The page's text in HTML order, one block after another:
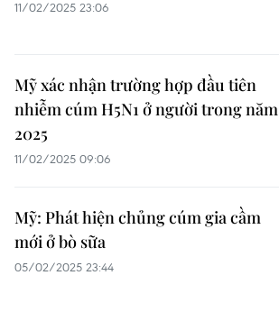
11/02/2025 23:06
Mỹ xác nhận trường hợp đầu tiên
nhiễm cúm H5N1 ở người trong năm
2025
11/02/2025 09:06
Mỹ: Phát hiện chủng cúm gia cầm
mới ở bò sữa
05/02/2025 23:44